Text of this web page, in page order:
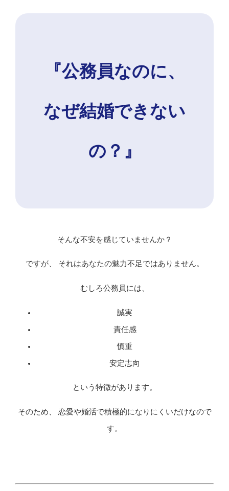
『公務員なのに、
なぜ結婚できない
の？』
そんな不安を感じていませんか？
ですが、 それはあなたの魅力不足ではありません。
むしろ公務員には、
誠実
責任感
慎重
安定志向
という特徴があります。
そのため、 恋愛や婚活で積極的になりにくいだけなので
す。